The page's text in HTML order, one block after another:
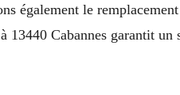
également le
13440 Cabannes garantit un